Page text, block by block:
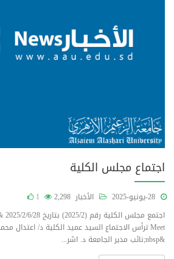
اجتماع مجلس الكلية
الأخبار 2,298
1
&nbsp;نائب مدير الجامعة د. اشر...